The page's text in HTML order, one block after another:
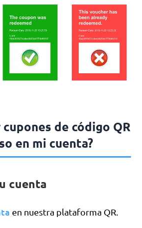
cupones de código QR
en mi cuenta?
cuenta
en nuestra plataforma QR.